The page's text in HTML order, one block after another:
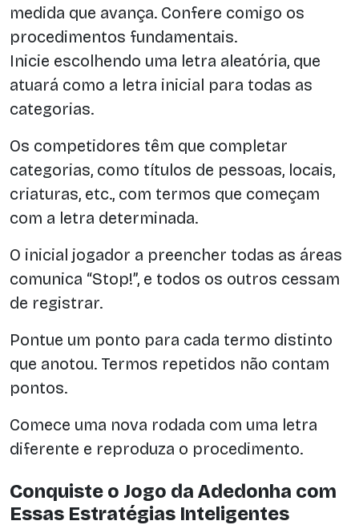
medida que avança. Confere comigo os
procedimentos fundamentais.
Inicie escolhendo uma letra aleatória, que
atuará como a letra inicial para todas as
categorias.
Os competidores têm que completar
categorias, como títulos de pessoas, locais,
criaturas, etc., com termos que começam
com a letra determinada.
O inicial jogador a preencher todas as áreas
comunica “Stop!”, e todos os outros cessam
de registrar.
Pontue um ponto para cada termo distinto
que anotou. Termos repetidos não contam
pontos.
Comece uma nova rodada com uma letra
diferente e reproduza o procedimento.
Conquiste o Jogo da Adedonha com
Essas Estratégias Inteligentes